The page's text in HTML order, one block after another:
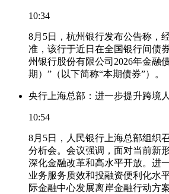
10:34
8月5日，杭州银行发布公告称，
准，该行于近日在全国银行间债
州银行股份有限公司2026年金融
期）”（以下简称“本期债券”）。
央行上海总部：进一步提升跨境
10:54
8月5日，人民银行上海总部组织
分析会。会议强调，面对当前新
深化金融改革和高水平开放。进
业务服务质效和投融资便利化水
际金融中心发展离岸金融行动方